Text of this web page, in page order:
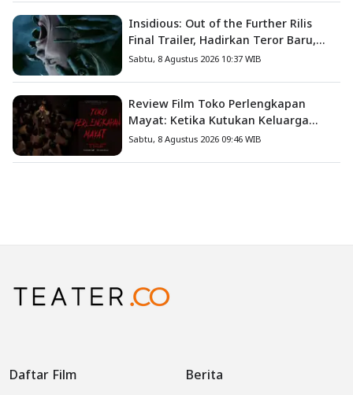
Insidious: Out of the Further Rilis
Final Trailer, Hadirkan Teror Baru,
Iblis Kini Masuk ke Dunia Manusia
Sabtu, 8 Agustus 2026 10:37 WIB
Review Film Toko Perlengkapan
Mayat: Ketika Kutukan Keluarga
Menjadi Sumber Teror yang
Sabtu, 8 Agustus 2026 09:46 WIB
Daftar Film Berita